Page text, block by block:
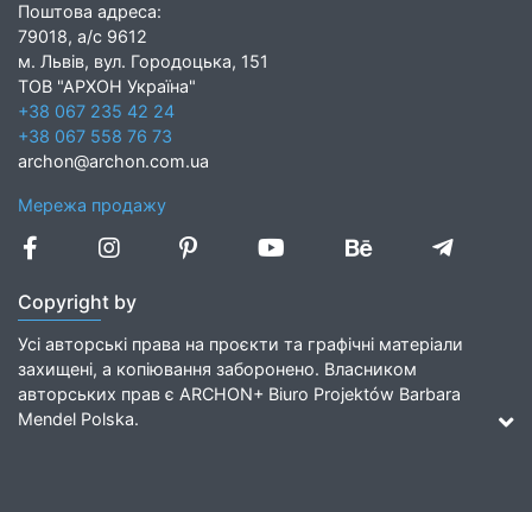
Поштова адреса:
79018, а/с 9612
м. Львів, вул. Городоцька, 151
ТОВ "АРХОН Україна"
+38 067 235 42 24
+38 067 558 76 73
archon@archon.com.ua
Мережа продажу
Copyright by
Усі авторські права на проєкти та графічні матеріали
захищені, а копіювання заборонено. Власником
авторських прав є ARCHON+ Biuro Projektów Barbara
Mendel Polska.